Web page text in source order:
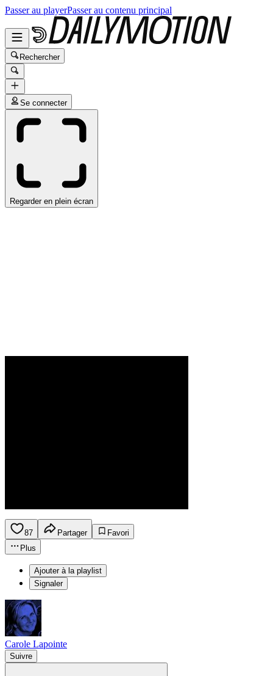
Passer au playerPasser au contenu principal
Rechercher
Se connecter
Regarder en plein écran
87 Partager
Favori
Plus
Ajouter à la playlist
Signaler
Carole Lapointe
Suivre